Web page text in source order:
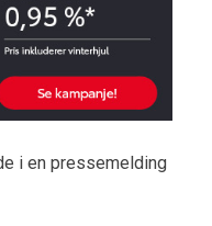
i en pressemelding